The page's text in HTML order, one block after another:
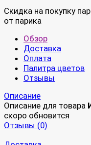
Скидка на покупку
от парика
Обзор
Доставка
Оплата
Палитра цветов
Отзывы
Описание
Описание для товара
скоро обновится
Отзывы (0)